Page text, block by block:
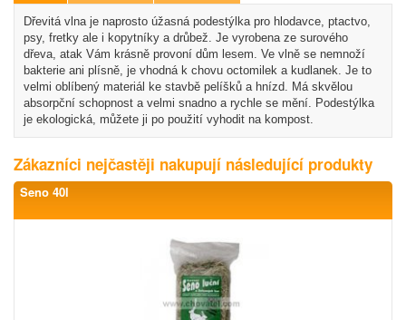
Dřevitá vlna je naprosto úžasná podestýlka pro hlodavce, ptactvo,
psy, fretky ale i kopytníky a drůbež. Je vyrobena ze surového
dřeva, atak Vám krásně provoní dům lesem. Ve vlně se nemnoží
bakterie ani plísně, je vhodná k chovu octomilek a kudlanek. Je to
velmi oblíbený materiál ke stavbě pelíšků a hnízd. Má skvělou
absorpční schopnost a velmi snadno a rychle se mění. Podestýlka
je ekologická, můžete ji po použití vyhodit na kompost.
Zákazníci nejčastěji nakupují následující produkty
Seno 40l